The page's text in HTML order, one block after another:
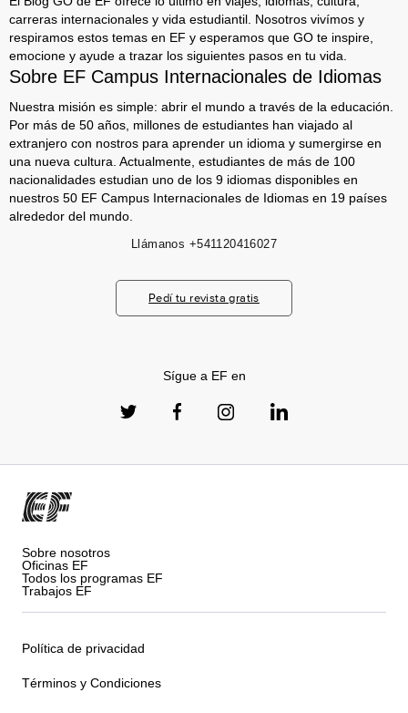
carreras internacionales y vida estudiantil. Nosotros vivímos y
respiramos estos temas en EF y esperamos que GO te inspire,
emocione y ayude a trazar los siguientes pasos en tu vida.
Sobre EF Campus Internacionales de Idiomas
Nuestra misión es simple: abrir el mundo a través de la educación.
Por más de 50 años, millones de estudiantes han viajado al
extranjero con nostros para aprender un idioma y sumergirse en
una nueva cultura. Actualmente, estudiantes de más de 100
nacionalidades estudian uno de los 9 idiomas disponibles en
nuestros 50 EF Campus Internacionales de Idiomas en 19 países
alrededor del mundo.
Llámanos +541120416027
Pedí tu revista gratis
Sígue a EF en
Sobre nosotros
Oficinas EF
Todos los programas EF
Trabajos EF
Política de privacidad
Términos y Condiciones